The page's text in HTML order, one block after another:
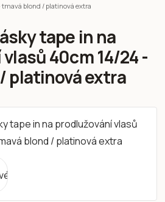
blond / platinová extra
tape in na
40cm 14/24 -
platinová extra